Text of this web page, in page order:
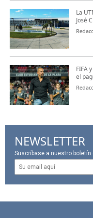
La
José
FIFA
el
NEWSLETTER
Suscríbase a nuestro boletín